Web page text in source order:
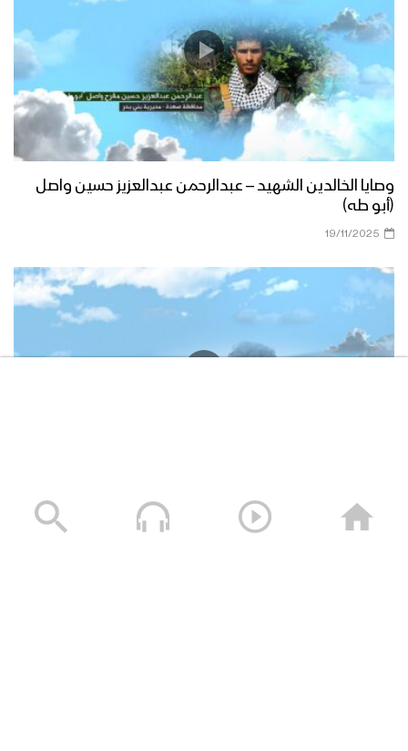
وصايا الخالدين الشهيد – عبدالرحمن عبدالعزيز حسين واصل
(أبو طه)
19/11/2025
وصايا الخالدين الشهيد – صالح عبدالله صالح جوين (أبو خليل)